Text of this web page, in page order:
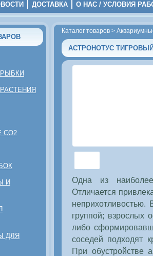
ДОСТАВКА О НАС / УСЛОВИЯ
И
ДЛЯ
Каталог товаров >
АСТРОНОТУС
Одна из
Отличается
неприхотливостью.
группой; взрослых
либо
соседей подходят
При обустройстве